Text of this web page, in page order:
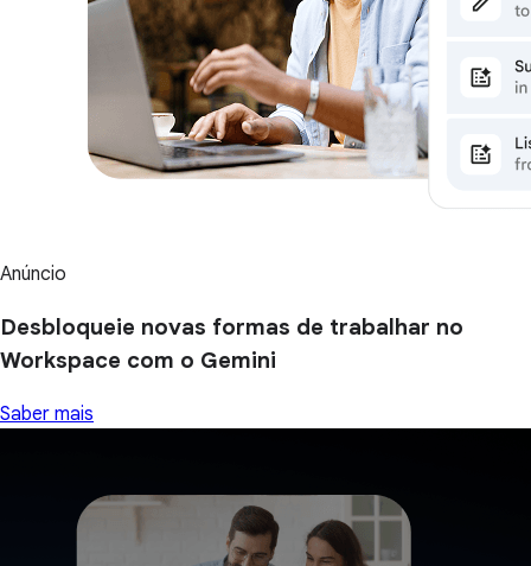
Anúncio
Desbloqueie novas formas de trabalhar no
Workspace com o Gemini
Saber mais